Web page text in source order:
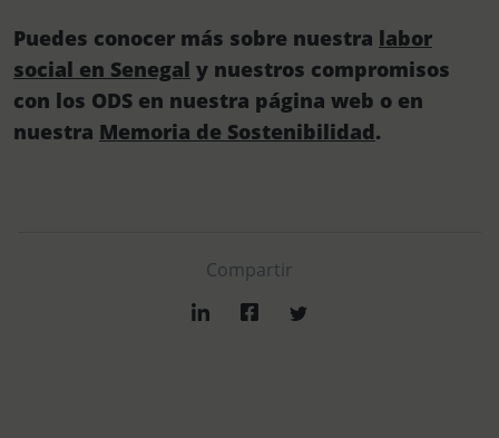
Puedes conocer más sobre nuestra labor
social en Senegal y nuestros compromisos
con los ODS en nuestra página web o en
nuestra Memoria de Sostenibilidad.
Compartir